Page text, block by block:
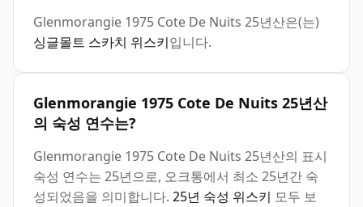
Glenmorangie 1975 Cote De Nuits 25년산은(는)
싱글몰트 스카치 위스키입니다.
Glenmorangie 1975 Cote De Nuits 25년산
의 숙성 연수는?
Glenmorangie 1975 Cote De Nuits 25년산의 표시
숙성 연수는 25년으로, 오크통에서 최소 25년간 숙
성되었음을 의미합니다. 25년 숙성 위스키 모두 보